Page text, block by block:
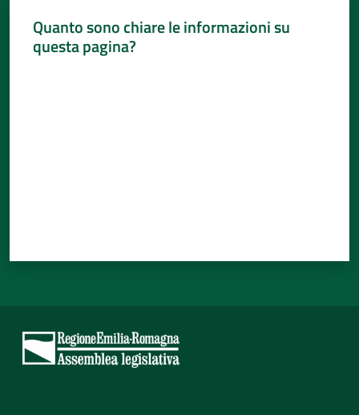
Quanto sono chiare le informazioni su
questa pagina?